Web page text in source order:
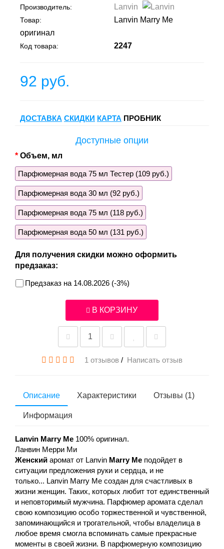
Производитель: Lanvin
Товар:
Lanvin Marry Me
оригинал
Код товара: 2247
92 руб.
ДОСТАВКА СКИДКИ КАРТА ПРОБНИК
Доступные опции
Объем, мл
Парфюмерная вода 75 мл Тестер (109 руб.)
Парфюмерная вода 30 мл (92 руб.)
Парфюмерная вода 75 мл (118 руб.)
Парфюмерная вода 50 мл (131 руб.)
Для получения скидки можно оформить
предзаказ:
Предзаказ на 14.08.2026 (-3%)
В КОРЗИНУ
1 отзывов / Написать отзыв
Описание Характеристики Отзывы (1)
Информация
Lanvin Marry Me 100% оригинал.
Ланвин Мерри Ми
Женский аромат от Lanvin Marry Me подойдет в
ситуации предложения руки и сердца, и не
только... Lanvin Marry Me создан для счастливых в
жизни женщин. Таких, которых любит тот единственный
и неповторимый мужчина. Парфюмер аромата сделал
свою композицию особо торжественной и чувственной,
запоминающийся и трогательной, чтобы владелица в
любое время смогла вспоминать самые прекрасные
моменты в своей жизни. В парфюмерную композицию